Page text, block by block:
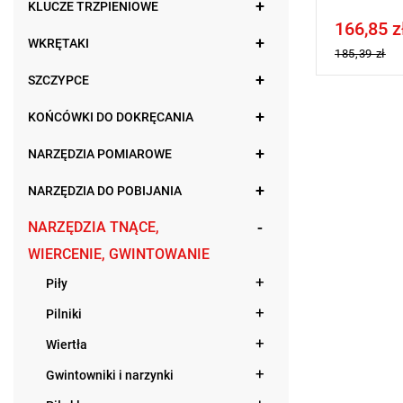
KLUCZE TRZPIENIOWE
WKRĘTAKI
SZCZYPCE
KOŃCÓWKI DO DOKRĘCANIA
NARZĘDZIA POMIAROWE
NARZĘDZIA DO POBIJANIA
NARZĘDZIA TNĄCE,
WIERCENIE, GWINTOWANIE
Piły
Pilniki
Wiertła
Gwintowniki i narzynki
Price tax
166,85
185,39 zł